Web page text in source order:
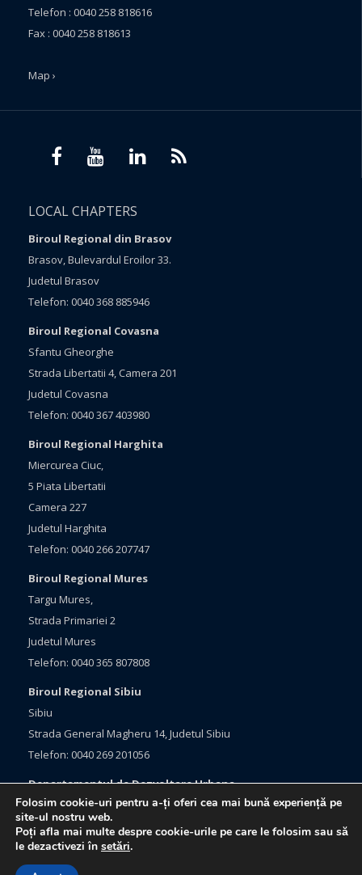
Telefon : 0040 258 818616
Fax : 0040 258 818613
Map ›
LOCAL CHAPTERS
Biroul Regional din Brasov
Brasov, Bulevardul Eroilor 33.
Judetul Brasov
Telefon: 0040 368 885946
Biroul Regional Covasna
Sfantu Gheorghe
Strada Libertatii 4, Camera 201
Judetul Covasna
Telefon: 0040 367 403980
Biroul Regional Harghita
Miercurea Ciuc,
5 Piata Libertatii
Camera 227
Judetul Harghita
Telefon: 0040 266 207747
Biroul Regional Mures
Targu Mures,
Strada Primariei 2
Judetul Mures
Telefon: 0040 365 807808
Biroul Regional Sibiu
Sibiu
Strada General Magheru 14, Judetul Sibiu
Telefon: 0040 269 201056
Departamentul de Dezvoltare Urbana
Brasov, Bulevardul Eroilor 33
Judetul Brasov
Telefon: 0040 368 415760
Folosim cookie-uri pentru a-ți oferi cea mai bună experiență pe
site-ul nostru web.
Poți afla mai multe despre cookie-urile pe care le folosim sau să
le dezactivezi în setări.